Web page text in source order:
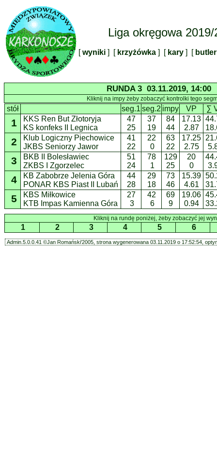
Liga okręgowa 2019/
[wyniki ] [krzyżówka ] [kary ] [
RUNDA 3 03.11.2019, 14:00
Kliknij na impy żeby zobaczyć kontrolki tego
stół seg.1 seg.2 impy VP ∑
1
KKS Ren But Złotoryja
KS konfeks II Legnica
47
25
37
19
84
44
17.13
2.87
2
Klub Logiczny Piechowice
JKBS Seniorzy Jawor
41
22
22
0
63
22
17.25
2.75
3
BKB II Bolesławiec
ZKBS I Zgorzelec
51
24
78
1
129
25
20
0
4
KB Zabobrze Jelenia Góra
PONAR KBS Piast II Lubań
44
28
29
18
73
46
15.39
4.61
5
KBS Miłkowice
KTB Impas Kamienna Góra
27
3
42
6
69
9
19.06
0.94
Kliknij na rundę poniżej, żeby zobaczyć jej
1 2 3 4 5 6
Admin.5.0.0.41 ©Jan Romański'2005, strona wygenerowana 03.11.2019 o 17:52:54,